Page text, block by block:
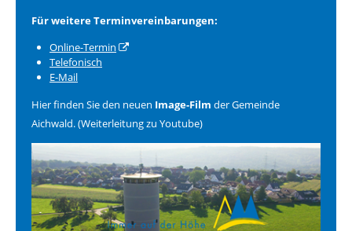
Für weitere Terminvereinbarungen:
Online-Termin
Telefonisch
E-Mail
Hier finden Sie den neuen Image-Film der Gemeinde
Aichwald. (Weiterleitung zu Youtube)